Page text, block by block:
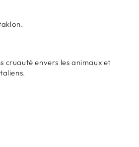
cruauté envers les animaux et